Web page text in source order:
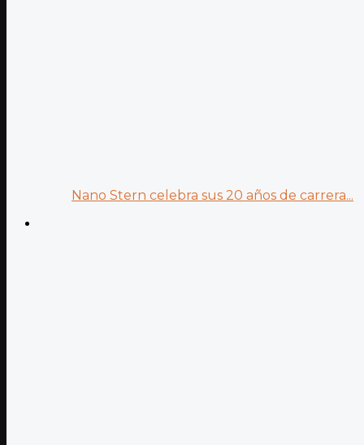
Nano Stern celebra sus 20 años de carrera...